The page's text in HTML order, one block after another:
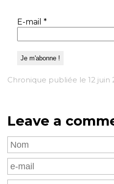
E-mail *
Chronique publiée le 12 juin
Leave a